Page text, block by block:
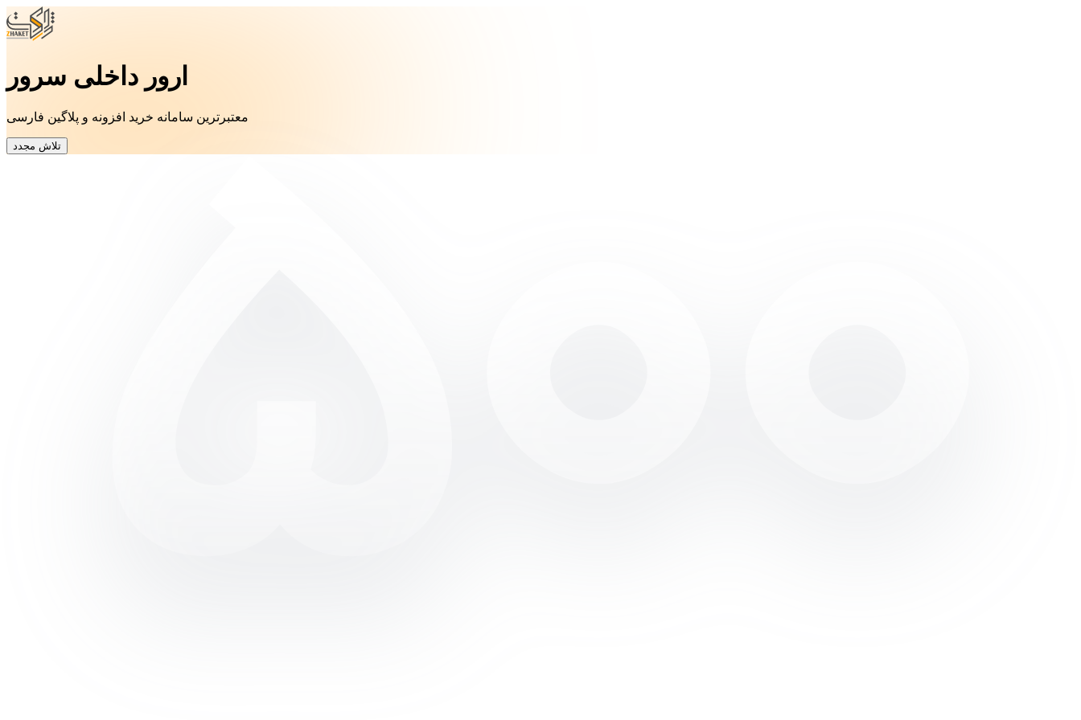
ارور داخلی سرور
معتبرترین سامانه خرید افزونه و پلاگین فارسی
تلاش مجدد